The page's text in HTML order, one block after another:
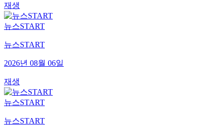
재생
뉴스START
뉴스START
2026년 08월 06일
재생
뉴스START
뉴스START